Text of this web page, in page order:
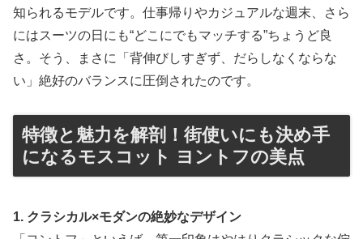
知られるモデルです。仕事帰りやカジュアルな週末、さら
にはスーツの日にも“どこにでもマッチする”ちょうど良
さ。そう、まさに「背伸びしすぎず、だらしなくならな
い」絶好のバランスに圧倒されたのです。
特徴と魅力を解剖！街使いにも決め手
になるモスコット ヨントフの美点
1. クラシカル×モダンの絶妙なデザイン